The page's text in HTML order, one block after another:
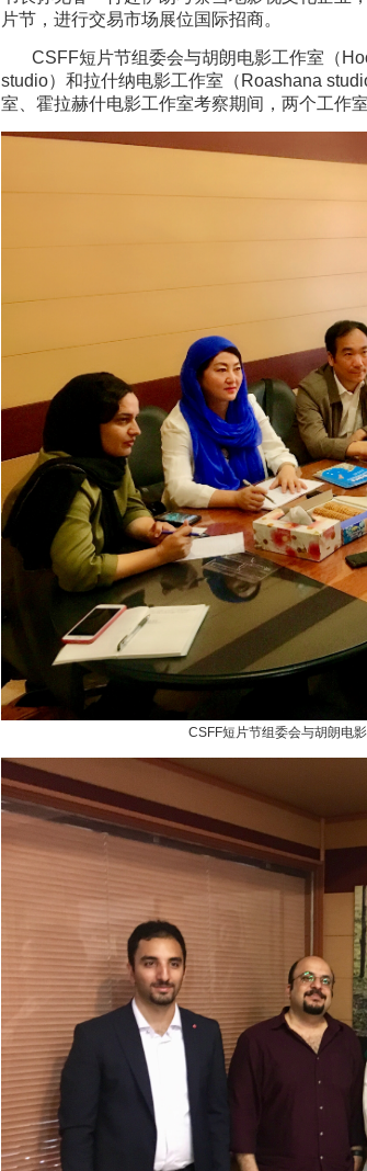
片节，进行交易市场展位国际招商。
CSFF短片节组委会与胡朗电影工作室（
studio）和拉什纳电影工作室（Roashana
室、霍拉赫什电影工作室考察期间，两个工作
CSFF短片节组委会与胡朗电